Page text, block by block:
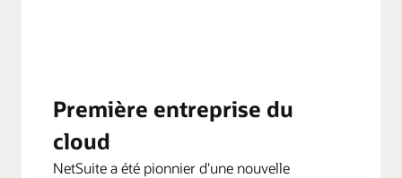
Première entreprise du
cloud
NetSuite a été pionnier d'une nouvelle